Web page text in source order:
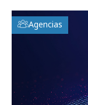
Agencias